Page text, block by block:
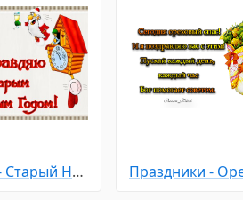
Праздники - Старый Новый Год